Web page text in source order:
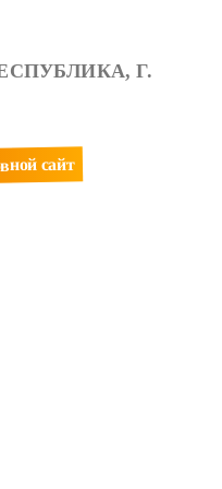
Г.
сайт